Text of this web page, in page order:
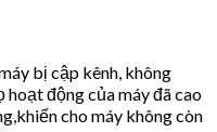
bị cập kênh, không
động của máy đã cao
cho máy không còn